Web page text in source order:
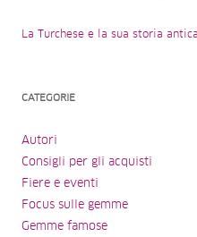
La Turchese e la sua storia
CATEGORIE
Autori
Consigli per gli acquisti
Fiere e eventi
Focus sulle gemme
Gemme famose